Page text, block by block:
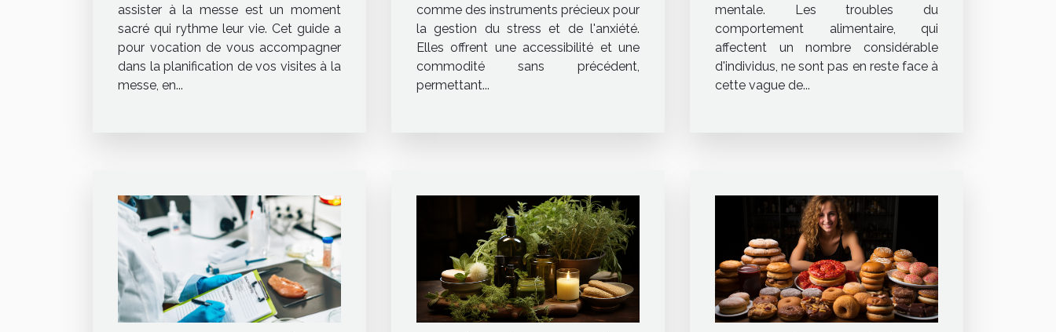
assister à la messe est un moment
sacré qui rythme leur vie. Cet guide a
pour vocation de vous accompagner
dans la planification de vos visites à la
messe, en...
comme des instruments précieux pour
la gestion du stress et de l'anxiété.
Elles offrent une accessibilité et une
commodité sans précédent,
permettant...
mentale. Les troubles du
comportement alimentaire, qui
affectent un nombre considérable
d'individus, ne sont pas en reste face à
cette vague de...